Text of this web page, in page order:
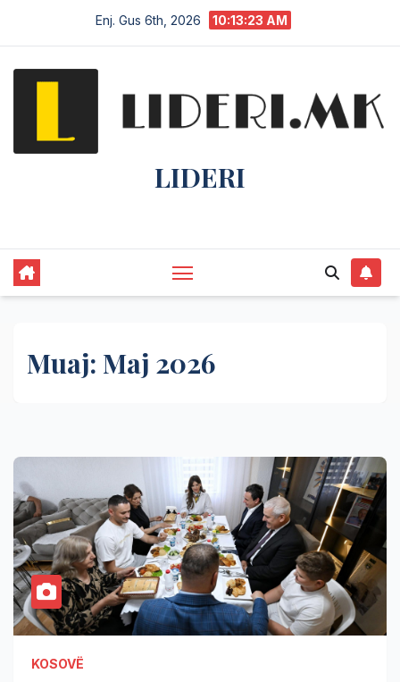
Enj. Gus 6th, 2026 10:13:24 AM
LIDERI
Muaj: Maj 2026
KOSOVË